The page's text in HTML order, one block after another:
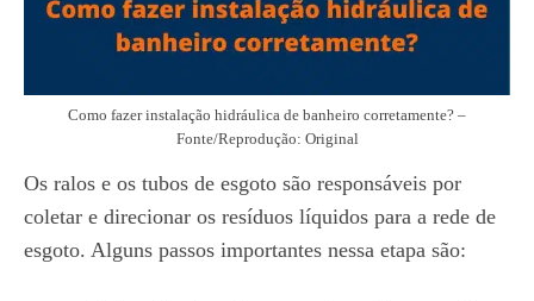
Como fazer instalação hidráulica de banheiro corretamente? –
Fonte/Reprodução: Original
Os ralos e os tubos de esgoto são responsáveis por
coletar e direcionar os resíduos líquidos para a rede de
esgoto. Alguns passos importantes nessa etapa são: